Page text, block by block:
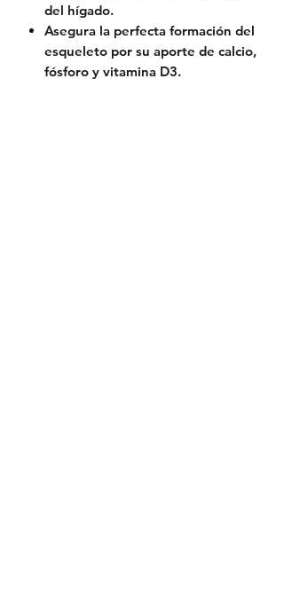
del hígado.
Asegura la perfecta formación del
esqueleto por su aporte de calcio,
fósforo y vitamina D3.